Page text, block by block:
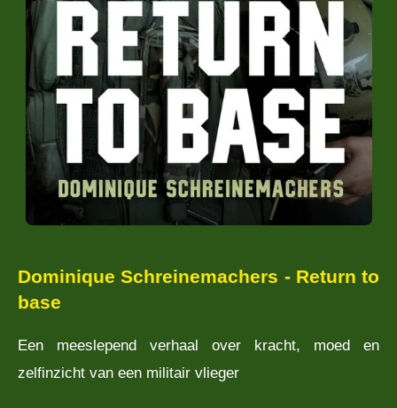
Dominique Schreinemachers - Return to
base
Een meeslepend verhaal over kracht, moed en
zelfinzicht van een militair vlieger